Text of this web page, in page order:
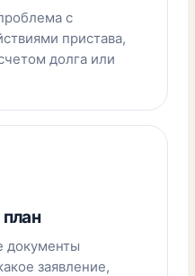
с
пристава,
долга или
документы
заявление,